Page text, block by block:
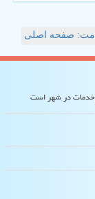
صفحه اصلی
خدمات در شهر است